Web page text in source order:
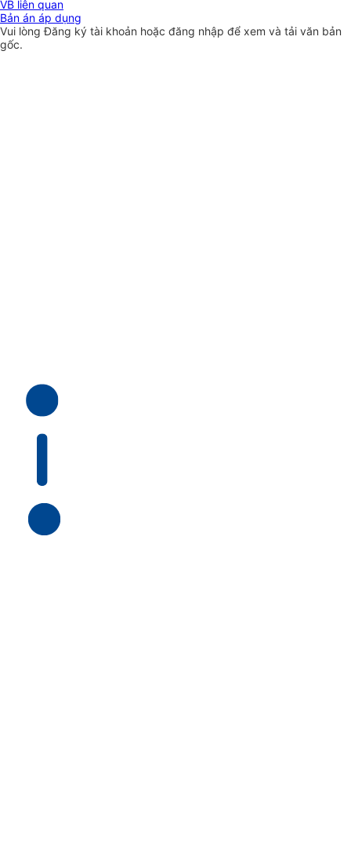
VB liên quan
Bản án áp dụng
Vui lòngĐăng ký tài khoản hoặc đăng nhập để xem và tải văn bản
gốc.